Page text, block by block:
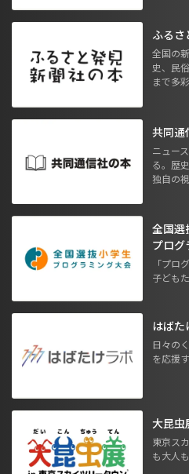
ふるさ
全国の
史、民
まで多
共同通
ニュー
る。歴
独自の
全国選
プログ
「プロ
子ども
はばた
日々の
を応援
大昆虫
東京ス
も大人